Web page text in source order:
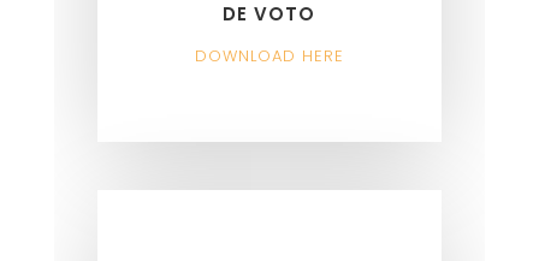
DE VOTO
DOWNLOAD HERE